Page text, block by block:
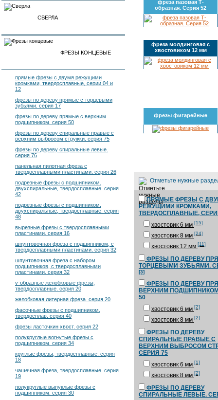
СВЕРЛА
ФРЕЗЫ КОНЦЕВЫЕ
прямые фрезы с двумя режущими
кромками, твердосплавные, серии 04 и
12
фрезы по дереву прямые с торцевыми
зубьями. серия 17
фрезы по дереву прямые с верхним
подшипником. серия 50
фрезы по дереву спиральные правые с
верхним выбросом стружки. серия 75
фрезы по дереву спиральные левые.
серия 76
панельная пилотная фреза с
твердосплавными пластинами. серия 26
подрезные фрезы с подшипником.
двухспиральные, твердосплавные. серия
42
подрезные фрезы с подшипником.
двухспиральные, твердосплавные. серия
48
вырезные фрезы с твердосплавными
пластинами. серия 16
шпунтовочная фреза с подшипником, с
твердосплавными пластинами. серия 32
шпунтовочная фреза с набором
подшипников, с твердосплавными
пластинами. серия 32
v-образные желобковые фрезы,
твердосплавные. серия 20
желобковая литерная фреза. серия 20
фасочные фрезы с подшипником,
твердосплав. серия 40
фрезы ласточкин хвост. серия 22
полукруглые вогнутые фрезы с
подшипником. серия 34
круглые фрезы, твердосплавные. серия
18
чашечная фреза, твердосплавные. серия
19
полукруглые выпуклые фрезы с
подшипником. серия 30
фреза пазовая Т-
образная. Серия 52
фреза молдинговая с
хвостовиком 12 мм
фрезы фигарейные
Отметьте нужные
ПРЯМЫЕ ФРЕЗЫ С
РЕЖУЩИМИ КРОМКАМИ,
ТВЕРДОСПЛАВНЫЕ,
хвостовик 6 мм [15]
хвостовик 8 мм [24]
хвостовик 12 мм [11]
ФРЕЗЫ ПО ДЕРЕВУ
ТОРЦЕВЫМИ ЗУБЬЯМИ.
[3]
ФРЕЗЫ ПО ДЕРЕВУ
ВЕРХНИМ
50
хвостовик 6 мм [2]
хвостовик 8 мм [2]
ФРЕЗЫ ПО ДЕРЕВУ
СПИРАЛЬНЫЕ ПРАВЫЕ С
ВЕРХНИМ ВЫБРОСОМ
СЕРИЯ 75
хвостовик 6 мм [1]
хвостовик 8 мм [2]
ФРЕЗЫ ПО ДЕРЕВУ
СПИРАЛЬНЫЕ ЛЕВЫЕ.